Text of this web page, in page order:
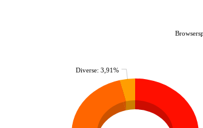
Diverse: 3,91%